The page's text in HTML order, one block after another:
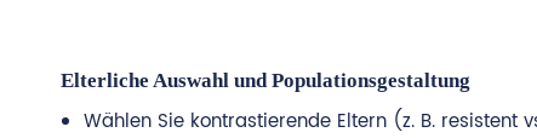
Elterliche Auswahl und Populationsgestaltung
Wählen Sie kontrastierende Eltern (z. B. resistent